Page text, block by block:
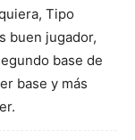
Tipo
buen jugador,
base de
base y más